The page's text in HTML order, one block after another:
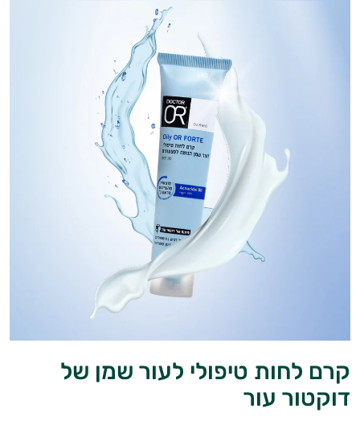
קרם לחות טיפולי לעור שמן של
דוקטור עור